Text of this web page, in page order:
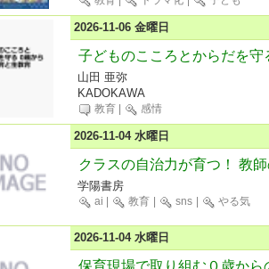
2026-11-06 金曜日
子どものこころとからだを
山田 亜弥
KADOKAWA
教育 感情
2026-11-04 水曜日
クラスの自治力が育つ！ 教
学陽書房
ai 教育 sns やる気
2026-11-04 水曜日
保育現場で取り組む０歳か